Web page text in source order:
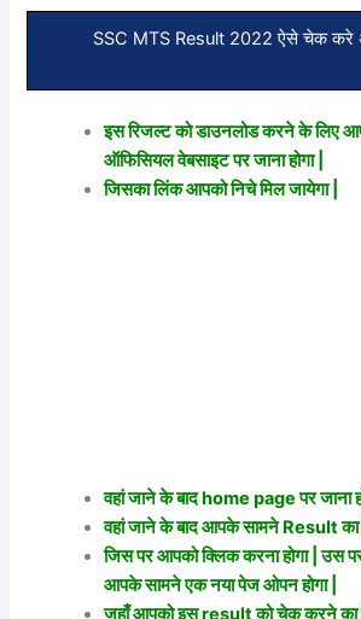
SSC MTS Result 2022 ऐसे चेक करे
इस रिजल्ट को डाउनलोड करने के लिए
ऑफिसियल वेबसाइट पर जाना होगा |
जिसका लिंक आपको निचे मिल जायेगा |
वहां जाने के बाद home page पर जाना
वहां जाने के बाद आपके सामने Result का
जिस पर आपको क्लिक करना होगा | उस
आपके सामने एक नया पेज ओपन होगा |
जहाँ आपको इस result को चेक करने का